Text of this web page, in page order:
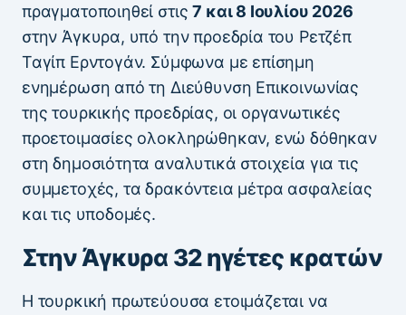
πραγματοποιηθεί στις7 και 8 Ιουλίου 2026
στην Άγκυρα, υπό την προεδρία του Ρετζέπ
Ταγίπ Ερντογάν. Σύμφωνα με επίσημη
ενημέρωση από τη Διεύθυνση Επικοινωνίας
της τουρκικής προεδρίας, οι οργανωτικές
προετοιμασίες ολοκληρώθηκαν, ενώ δόθηκαν
στη δημοσιότητα αναλυτικά στοιχεία για τις
συμμετοχές, τα δρακόντεια μέτρα ασφαλείας
και τις υποδομές.
Στην Άγκυρα 32 ηγέτες κρατών
Η τουρκική πρωτεύουσα ετοιμάζεται να